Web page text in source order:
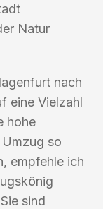
Natur
nach
eine Vielzahl
hohe
so
empfehle ich
sind